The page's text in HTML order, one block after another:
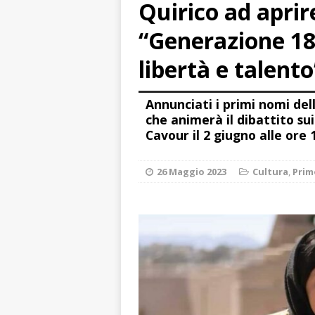
[ 8 Agosto 2026
ALBA
LANGHE
[ 8 Agosto 2026
degrado
paese attivo
lo fa arrestare
Quirico ad
“Generazione
libertà e
Annunciati i primi nomi
che animerà il dibattito sui
Cavour il 2 giugno alle ore
26 Maggio 2023 Cultura,